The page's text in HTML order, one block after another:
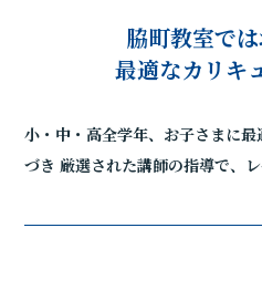
脇町教室で
最適なカリキ
小・中・高全学年、お子さまに
づき 厳選された講師の指導で、レ